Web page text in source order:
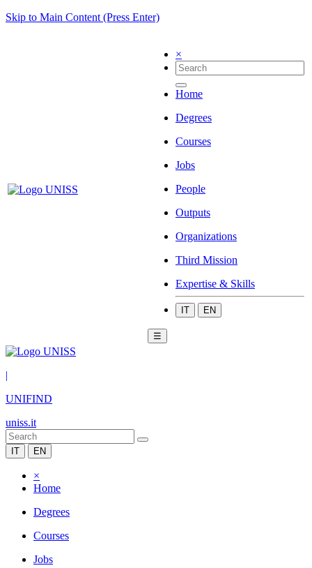
Skip to Main Content (Press Enter)
×
Home
Degrees
Courses
Jobs
People
Outputs
Organizations
Third Mission
Expertise & Skills
IT EN
☰
|
UNIFIND
uniss.it
IT EN
×
Home
Degrees
Courses
Jobs